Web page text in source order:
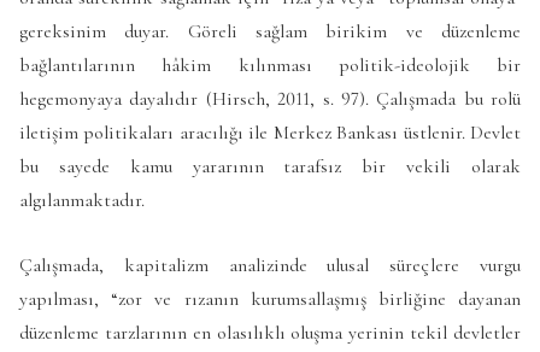
gereksinim duyar. Göreli sağlam birikim ve düzenleme
bağlantılarının hâkim kılınması politik-ideolojik bir
hegemonyaya dayalıdır (Hirsch, 2011, s. 97). Çalışmada bu rolü
iletişim politikaları aracılığı ile Merkez Bankası üstlenir. Devlet
bu sayede kamu yararının tarafsız bir vekili olarak
algılanmaktadır.
Çalışmada, kapitalizm analizinde ulusal süreçlere vurgu
yapılması, “zor ve rızanın kurumsallaşmış birliğine dayanan
düzenleme tarzlarının en olasılıklı oluşma yerinin tekil devletler